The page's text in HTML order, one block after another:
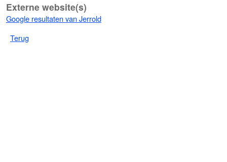
Externe website(s)
Google resultaten van Jerrold
Terug